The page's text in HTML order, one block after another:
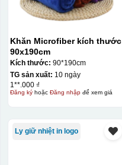
Khăn Microfiber kích thước
90x190cm
Kích thước: 90*190cm
TG sản xuất: 10 ngày
1**.000 ₫
Đăng kýhoặc Đăng nhậpđể xem giá
Ly giữ nhiệt in logo